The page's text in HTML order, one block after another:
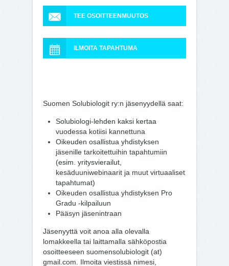
TEE OSOITTEENMUUTOS
ILMOITA TAPAHTUMA
Suomen Solubiologit ry:n jäsenyydellä saat:
Solubiologi-lehden kaksi kertaa
vuodessa kotiisi kannettuna
Oikeuden osallistua yhdistyksen
jäsenille tarkoitettuihin tapahtumiin
(esim. yritysvierailut,
kesäduuniwebinaarit ja muut virtuaaliset
tapahtumat)
Oikeuden osallistua yhdistyksen Pro
Gradu -kilpailuun
Pääsyn jäsenintraan
Jäsenyyttä voit anoa alla olevalla
lomakkeella tai laittamalla sähköpostia
osoitteeseen suomensolubiologit (at)
gmail.com. Ilmoita viestissä nimesi,